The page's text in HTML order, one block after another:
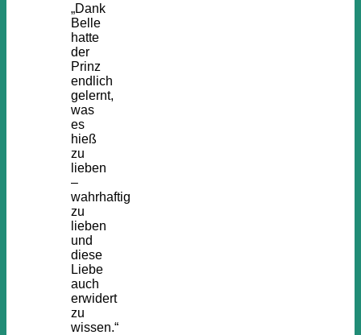
„Dank
Belle
hatte
der
Prinz
endlich
gelernt,
was
es
hieß
zu
lieben
–
wahrhaftig
zu
lieben
und
diese
Liebe
auch
erwidert
zu
wissen.“